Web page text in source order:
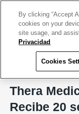
Thera Medics
Thera
Recibe 20
By clicking “Accept
cookies on your
site usage, and
Privacidad
Cookies